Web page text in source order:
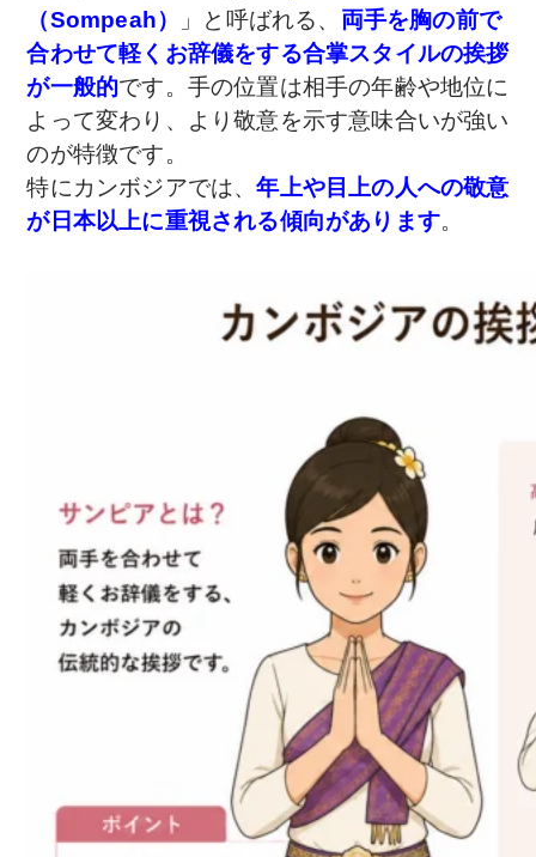
（Sompeah）
」と呼ばれる、 両手を胸の前で
合わせて軽くお辞儀をする合掌スタイルの挨拶
が一般的です。手の位置は相手の年齢や地位に
よって変わり、より敬意を示す意味合いが強い
のが特徴です。
特にカンボジアでは、年上や目上の人への敬意
が日本以上に重視される傾向があります。